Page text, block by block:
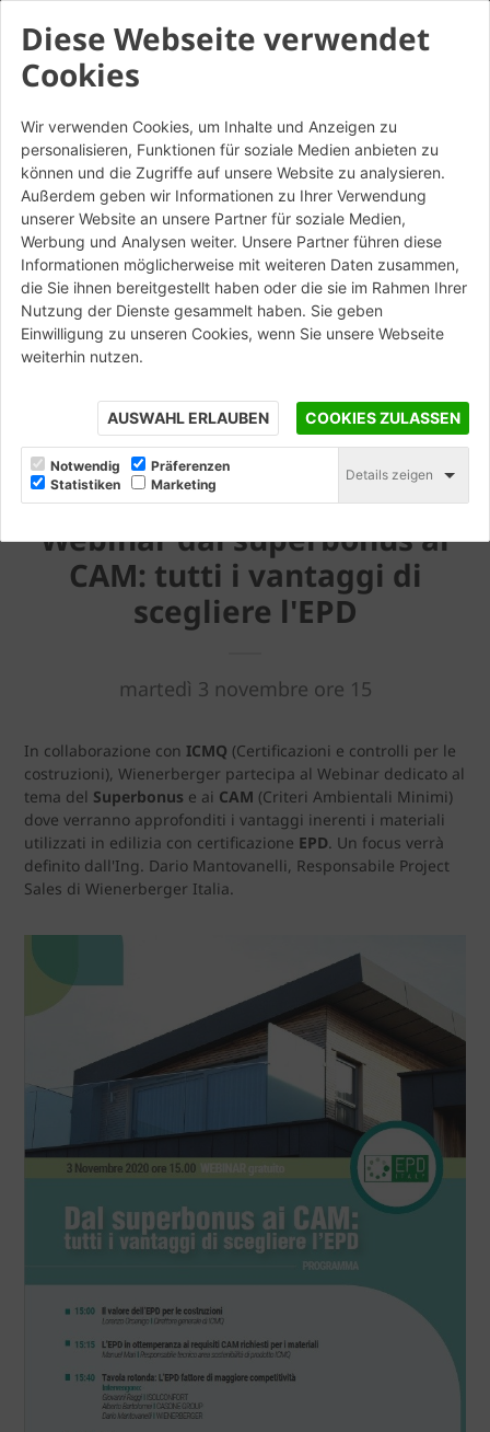
Diese Webseite verwendet
Cookies
Wir verwenden Cookies, um Inhalte und Anzeigen zu
personalisieren, Funktionen für soziale Medien anbieten zu
können und die Zugriffe auf unsere Website zu analysieren.
Außerdem geben wir Informationen zu Ihrer Verwendung
unserer Website an unsere Partner für soziale Medien,
Werbung und Analysen weiter. Unsere Partner führen diese
Informationen möglicherweise mit weiteren Daten zusammen,
die Sie ihnen bereitgestellt haben oder die sie im Rahmen Ihrer
Nutzung der Dienste gesammelt haben. Sie geben
Einwilligung zu unseren Cookies, wenn Sie unsere Webseite
weiterhin nutzen.
AUSWAHL ERLAUBEN COOKIES ZULASSEN
Notwendig
Präferenzen
Statistiken
Marketing
Details zeigen
© Civiltà di Cantiere
Webinar dal superbonus ai
CAM: tutti i vantaggi di
scegliere l'EPD
martedì 3 novembre ore 15
In collaborazione con ICMQ (Certificazioni e controlli per le
costruzioni), Wienerberger partecipa al Webinar dedicato al
tema del Superbonus e ai CAM (Criteri Ambientali Minimi)
dove verranno approfonditi i vantaggi inerenti i materiali
utilizzati in edilizia con certificazione EPD. Un focus verrà
definito dall'Ing. Dario Mantovanelli, Responsabile Project
Sales di Wienerberger Italia.